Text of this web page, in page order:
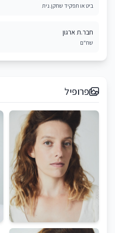
ביט או תפקיד שחקן.נית
חבר.ת ארגון
שח"ם
פרופיל